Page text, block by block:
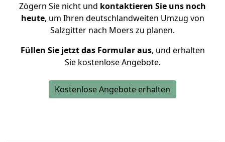
Zögern Sie nicht und kontaktieren Sie uns noch
heute, um Ihren deutschlandweiten Umzug von
Salzgitter nach Moers zu planen.
Füllen Sie jetzt das Formular aus, und erhalten
Sie kostenlose Angebote.
Kostenlose Angebote erhalten